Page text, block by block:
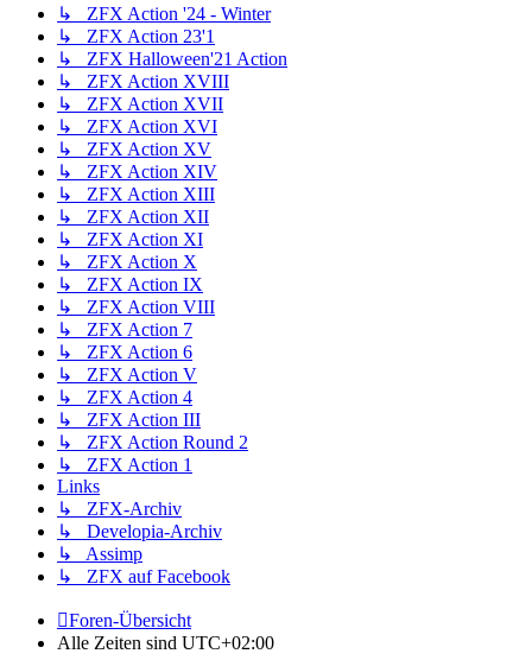
↳ ZFX Action '24 - Winter
↳ ZFX Action 23'1
↳ ZFX Halloween'21 Action
↳ ZFX Action XVIII
↳ ZFX Action XVII
↳ ZFX Action XVI
↳ ZFX Action XV
↳ ZFX Action XIV
↳ ZFX Action XIII
↳ ZFX Action XII
↳ ZFX Action XI
↳ ZFX Action X
↳ ZFX Action IX
↳ ZFX Action VIII
↳ ZFX Action 7
↳ ZFX Action 6
↳ ZFX Action V
↳ ZFX Action 4
↳ ZFX Action III
↳ ZFX Action Round 2
↳ ZFX Action 1
Links
↳ ZFX-Archiv
↳ Developia-Archiv
↳ Assimp
↳ ZFX auf Facebook
Foren-Übersicht
Alle Zeiten sind UTC+02:00